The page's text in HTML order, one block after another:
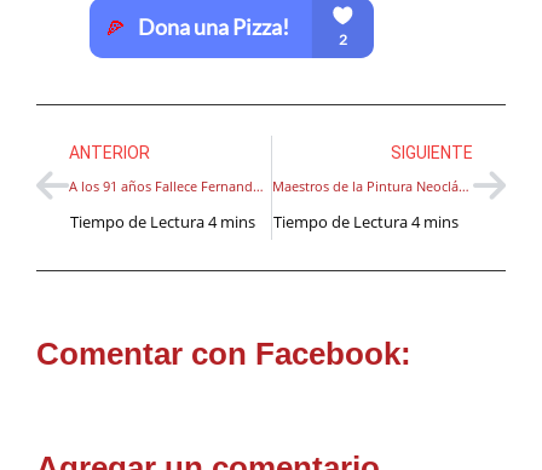
ANTERIOR
A los 91 años Fallece Fernando Botero, Pintor y Escultor Colombiano
SIGUIENTE
Maestros de la Pintura Neoclásica y su impacto en la Historia del Arte
Comentar con Facebook: